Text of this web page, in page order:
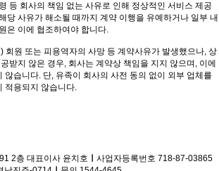
등 회사의 책임 없는 사유로 인해 정상적인 서비스 제공
당 사유가 해소될 때까지 계약 이행을 유예하거나 일부 내
은 이에 협조하여야 합니다.
회원 또는 피용역자의 사망 등 계약사유가 발생했으나, 상
받지 않은 경우, 회사는 계약상 책임을 지지 않으며, 이에
않습니다. 단, 유족이 회사의 사전 동의 없이 외부 업체를
적용되지 않습니다.
2층 대표이사 윤치호
사업자등록번호 718-87-03865